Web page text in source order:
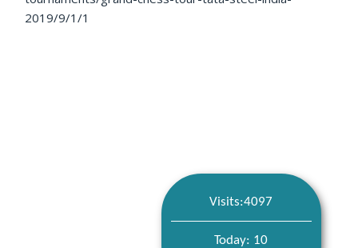
2019/9/1/1
Visits:4097
Today: 10